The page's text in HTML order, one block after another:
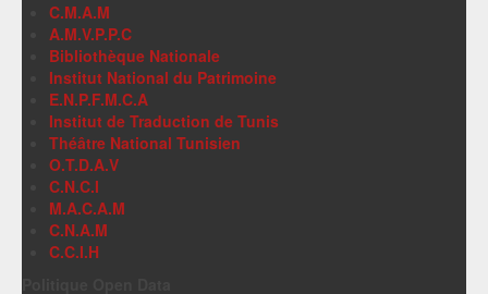
C.M.A.M
A.M.V.P.P.C
Bibliothèque Nationale
Institut National du Patrimoine
E.N.P.F.M.C.A
Institut de Traduction de Tunis
Théâtre National Tunisien
O.T.D.A.V
C.N.C.I
M.A.C.A.M
C.N.A.M
C.C.I.H